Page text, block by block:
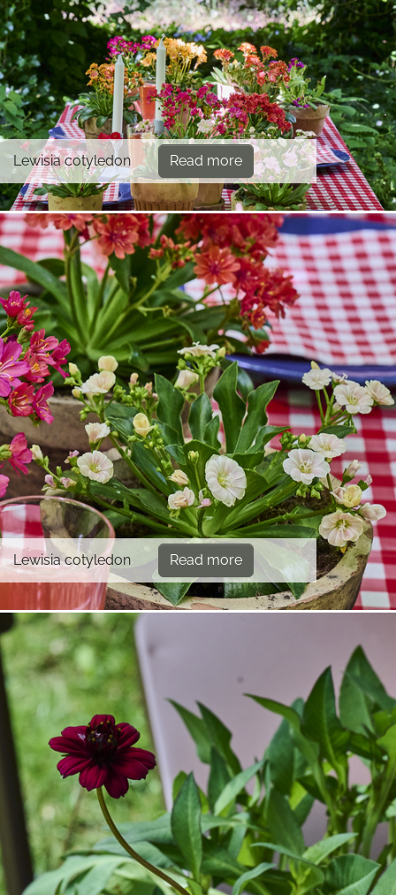
Lewisia cotyledon Read more
Lewisia cotyledon Read more